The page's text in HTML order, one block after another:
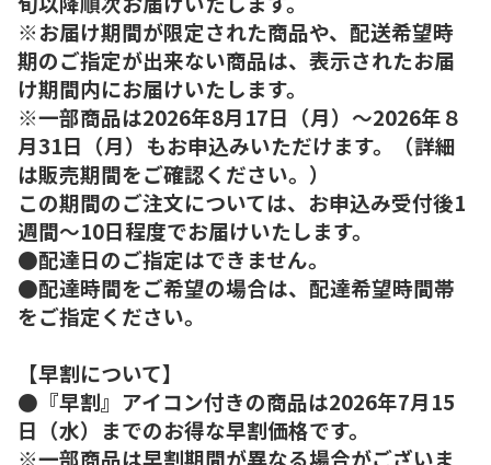
※お届け期間が限定された商品や、配送希望時
期のご指定が出来ない商品は、表示されたお届
け期間内にお届けいたします。
※一部商品は2026年8月17日（月）～2026年８
月31日（月）もお申込みいただけます。（詳細
は販売期間をご確認ください。）
この期間のご注文については、お申込み受付後1
週間～10日程度でお届けいたします。
●配達日のご指定はできません。
●配達時間をご希望の場合は、配達希望時間帯
をご指定ください。
【早割について】
●『早割』アイコン付きの商品は2026年7月15
日（水）までのお得な早割価格です。
※一部商品は早割期間が異なる場合がございま